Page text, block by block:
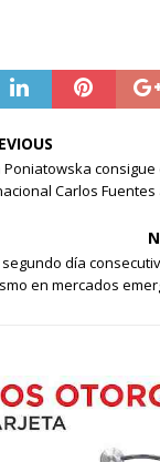
Poniatowska consigue
Carlos
día
en mercados